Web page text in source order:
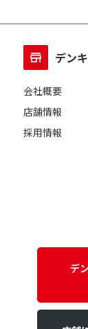
デン
会社概要
店舗情報
採用情報
デ